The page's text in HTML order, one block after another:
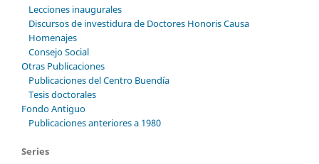
Lecciones inaugurales
Discursos de investidura de Doctores Honoris Causa
Homenajes
Consejo Social
Otras Publicaciones
Publicaciones del Centro Buendía
Tesis doctorales
Fondo Antiguo
Publicaciones anteriores a 1980
Series